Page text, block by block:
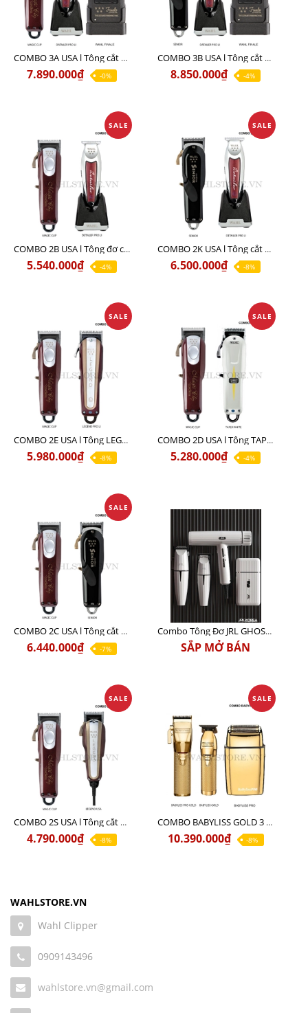
COMBO 3A USA l Tông cắt MAGIC + Tông viền DETAILER PRO LI + Cạo khô FINALE
7.890.000₫ -0%
COMBO 3B USA l Tông cắt SENIOR + Tông viền DETAILER PRO LI + Cạo khô FINALE
8.850.000₫ -4%
SALE
COMBO 2B USA l Tông đơ cắt Magic clip Red + Tông đơ viền Detailer Pro Li
5.540.000₫ -4%
SALE
COMBO 2K USA l Tông cắt SENIOR +Tông viền DETAILER PRO LI
6.500.000₫ -8%
SALE
COMBO 2E USA l Tông LEGEND PRO LI + Tông MAGIC CLIP
5.980.000₫ -8%
SALE
COMBO 2D USA l Tông TAPER WHITE + Tông MAGIC CLIP
5.280.000₫ -4%
SALE
COMBO 2C USA l Tông cắt Senior + Tông cắt Magic clip
6.440.000₫ -7%
Combo Tông Đơ JRL GHOST 3 Limited Edition Chính Hãng USA
SẮP MỞ BÁN
SALE
COMBO 2S USA l Tông cắt LEGEND USA CÓ DÂY 220V + Tông pin MAGIC CLIP
4.790.000₫ -8%
SALE
COMBO BABYLISS GOLD 3 cao cấp chính hãng
10.390.000₫ -8%
WAHLSTORE.VN
Wahl Clipper
0909143496
wahlstore.vn@gmail.com